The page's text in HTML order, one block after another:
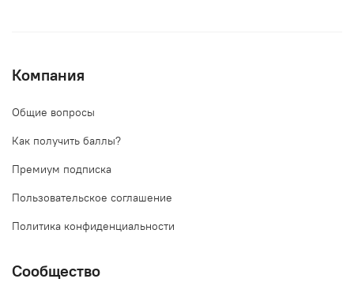
Компания
Общие вопросы
Как получить баллы?
Премиум подписка
Пользовательское соглашение
Политика конфиденциальности
Сообщество